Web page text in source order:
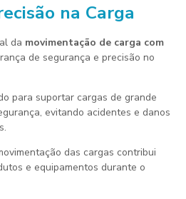
na Carga
da movimentação de carga com
de segurança e precisão no
para suportar cargas de grande
evitando acidentes e danos
das cargas contribui
e equipamentos durante o